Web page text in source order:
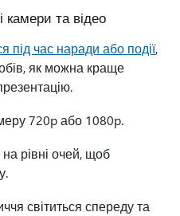
камери та відео
під час наради або події,
як можна краще
720p або 1080p.
рівні очей, щоб
світиться спереду та